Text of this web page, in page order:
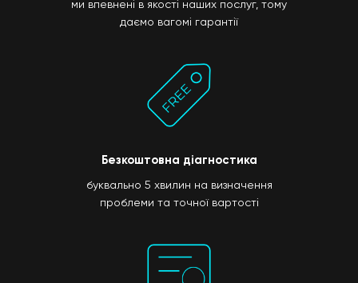
ми впевнені в якості наших послуг, тому
даємо вагомі гарантії
Безкоштовна діагностика
буквально 5 хвилин на визначення
проблеми та точної вартості